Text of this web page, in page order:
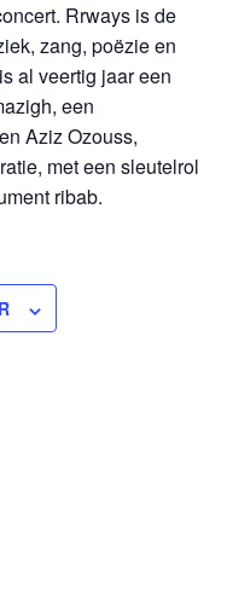
Rrways is de
zang, poëzie en
al veertig jaar een
een
Aziz Ozouss,
met een sleutelrol
ribab.